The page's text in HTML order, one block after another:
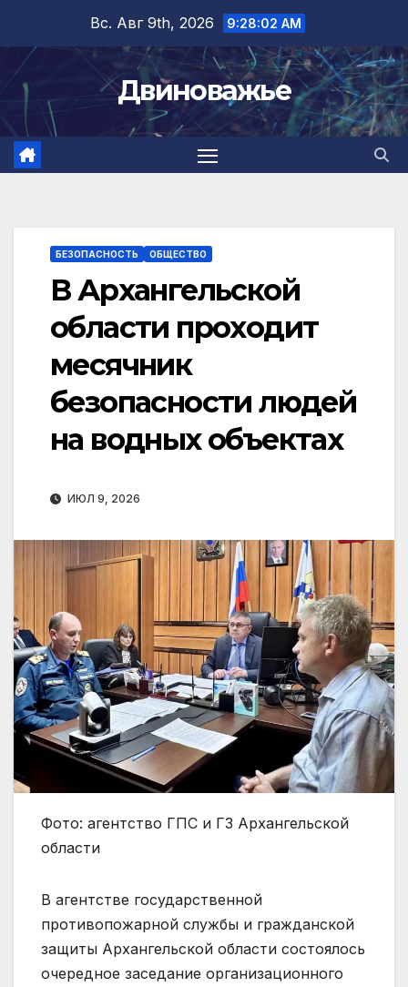
содержимому
Вс. Авг 9th, 2026 9:28:03 AM
Двиноважье
БЕЗОПАСНОСТЬ ОБЩЕСТВО
В Архангельской
области проходит
месячник
безопасности людей
на водных объектах
ИЮЛ 9, 2026
Фото: агентство ГПС и ГЗ Архангельской
области
В агентстве государственной
противопожарной службы и гражданской
защиты Архангельской области состоялось
очередное заседание организационного